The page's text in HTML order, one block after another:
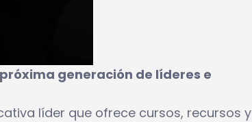
generación de líderes e
líder que ofrece cursos, recursos y